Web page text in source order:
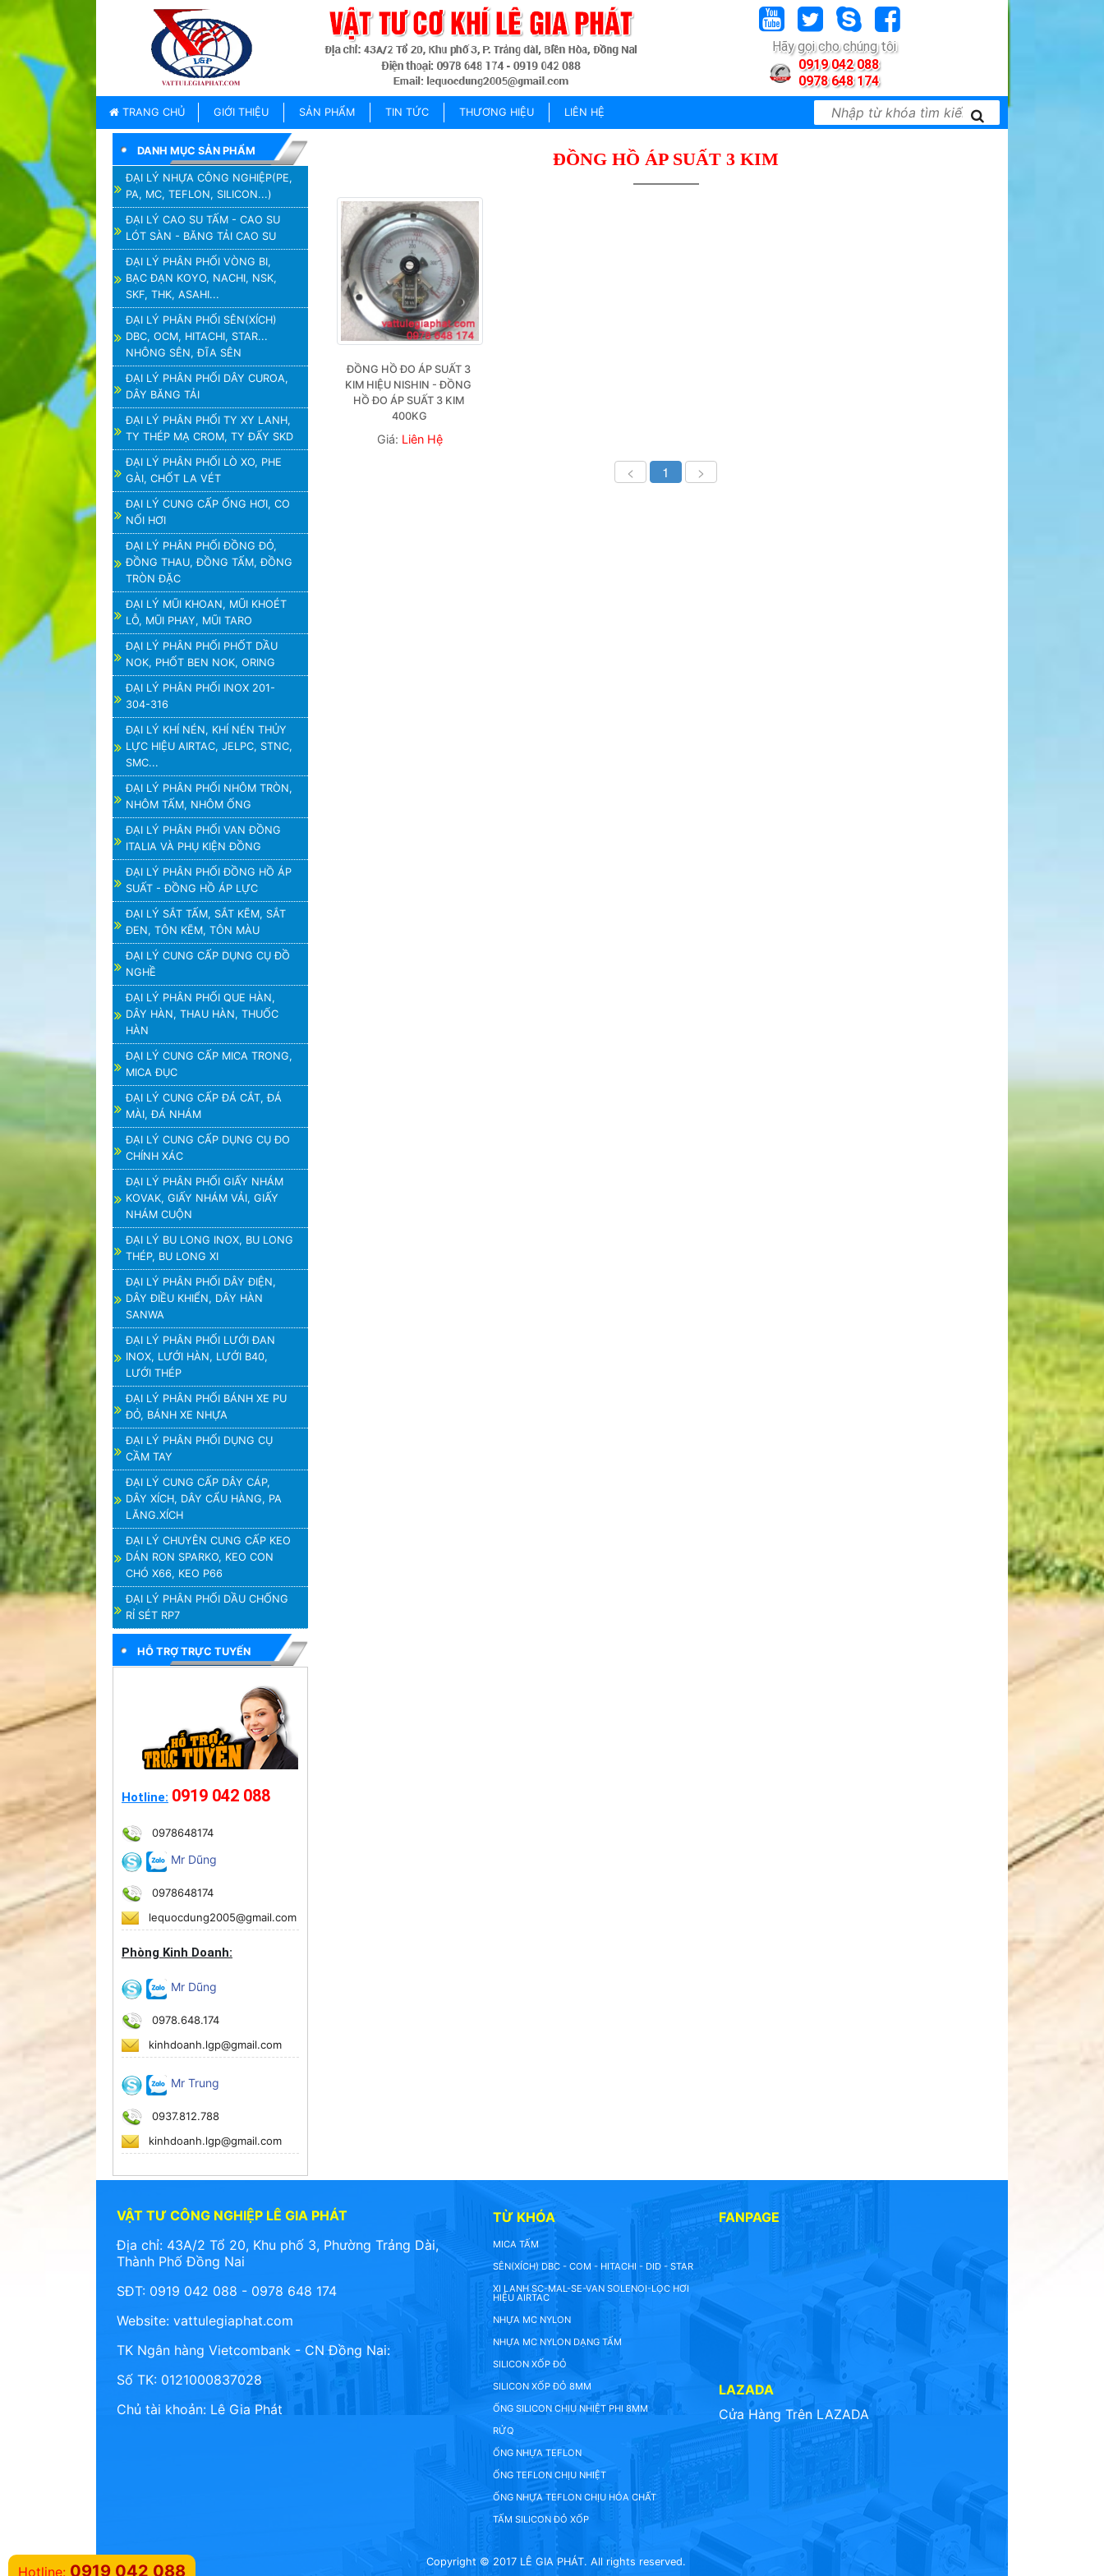
Hãy gọi cho chúng tôi
0919 042 088
0978 648 174
TRANG CHỦ GIỚI THIỆU SẢN PHẨM TIN TỨC THƯƠNG HIỆU LIÊN HỆ
TRANG
CHỦ
SẢN
PHẨM
THƯƠNG
TIN
TỨC
DANH MỤC SẢN PHẨM
ĐẠI LÝ NHỰA CÔNG NGHIỆP(PE,
PA, MC, TEFLON, SILICON...)
ĐẠI LÝ CAO SU TẤM - CAO SU
LÓT SÀN - BĂNG TẢI CAO SU
ĐẠI LÝ PHÂN PHỐI VÒNG BI,
BẠC ĐẠN KOYO, NACHI, NSK,
SKF, THK, ASAHI...
ĐẠI LÝ PHÂN PHỐI SÊN(XÍCH)
DBC, OCM, HITACHI, STAR...
NHÔNG SÊN, ĐĨA SÊN
ĐẠI LÝ PHÂN PHỐI DÂY CUROA,
DÂY BĂNG TẢI
ĐẠI LÝ PHÂN PHỐI TY XY LANH,
TY THÉP MẠ CROM, TY ĐẨY SKD
ĐẠI LÝ PHÂN PHỐI LÒ XO, PHE
GÀI, CHỐT LA VÉT
ĐẠI LÝ CUNG CẤP ỐNG HƠI, CO
NỐI HƠI
ĐẠI LÝ PHÂN PHỐI ĐỒNG ĐỎ,
ĐỒNG THAU, ĐỒNG TẤM, ĐỒNG
TRÒN ĐẶC
ĐẠI LÝ MŨI KHOAN, MŨI KHOÉT
LỖ, MŨI PHAY, MŨI TARO
ĐẠI LÝ PHÂN PHỐI PHỐT DẦU
NOK, PHỐT BEN NOK, ORING
ĐẠI LÝ PHÂN PHỐI INOX 201-
304-316
ĐẠI LÝ KHÍ NÉN, KHÍ NÉN THỦY
LỰC HIỆU AIRTAC, JELPC, STNC,
SMC...
ĐẠI LÝ PHÂN PHỐI NHÔM TRÒN,
NHÔM TẤM, NHÔM ỐNG
ĐẠI LÝ PHÂN PHỐI VAN ĐỒNG
ITALIA VÀ PHỤ KIỆN ĐỒNG
ĐẠI LÝ PHÂN PHỐI ĐỒNG HỒ ÁP
SUẤT - ĐỒNG HỒ ÁP LỰC
ĐẠI LÝ SẮT TẤM, SẮT KẼM, SẮT
ĐEN, TÔN KẼM, TÔN MÀU
ĐẠI LÝ CUNG CẤP DỤNG CỤ ĐỒ
NGHỀ
ĐẠI LÝ PHÂN PHỐI QUE HÀN,
DÂY HÀN, THAU HÀN, THUỐC
HÀN
ĐẠI LÝ CUNG CẤP MICA TRONG,
MICA ĐỤC
ĐẠI LÝ CUNG CẤP ĐÁ CẮT, ĐÁ
MÀI, ĐÁ NHÁM
ĐẠI LÝ CUNG CẤP DỤNG CỤ ĐO
CHÍNH XÁC
ĐẠI LÝ PHÂN PHỐI GIẤY NHÁM
KOVAK, GIẤY NHÁM VẢI, GIẤY
NHÁM CUỘN
ĐẠI LÝ BU LONG INOX, BU LONG
THÉP, BU LONG XI
ĐẠI LÝ PHÂN PHỐI DÂY ĐIỆN,
DÂY ĐIỀU KHIỂN, DÂY HÀN
SANWA
ĐẠI LÝ PHÂN PHỐI LƯỚI ĐAN
INOX, LƯỚI HÀN, LƯỚI B40,
LƯỚI THÉP
ĐẠI LÝ PHÂN PHỐI BÁNH XE PU
ĐỎ, BÁNH XE NHỰA
ĐẠI LÝ PHÂN PHỐI DỤNG CỤ
CẦM TAY
ĐẠI LÝ CUNG CẤP DÂY CÁP,
DÂY XÍCH, DÂY CẨU HÀNG, PA
LĂNG.XÍCH
ĐẠI LÝ CHUYÊN CUNG CẤP KEO
DÁN RON SPARKO, KEO CON
CHÓ X66, KEO P66
ĐẠI LÝ PHÂN PHỐI DẦU CHỐNG
RỈ SÉT RP7
HỖ TRỢ TRỰC TUYẾN
Hotline: 0919 042 088
0978648174
Mr Dũng
0978648174
lequocdung2005@gmail.com
Phòng Kinh Doanh:
Mr Dũng
0978.648.174
kinhdoanh.lgp@gmail.com
Mr Trung
0937.812.788
kinhdoanh.lgp@gmail.com
ĐỒNG HỒ ÁP SUẤT 3 KIM
ĐỒNG HỒ ĐO ÁP SUẤT 3
KIM HIỆU NISHIN - ĐỒNG
HỒ ĐO ÁP SUẤT 3 KIM
400KG
Giá: Liên Hệ
< 1 >
VẬT TƯ CÔNG NGHIỆP LÊ GIA PHÁT
Địa chỉ: 43A/2 Tổ 20, Khu phố 3, Phường Trảng Dài,
Thành Phố Đồng Nai
SĐT: 0919 042 088 - 0978 648 174
Website: vattulegiaphat.com
TK Ngân hàng Vietcombank - CN Đồng Nai:
Số TK: 0121000837028
Chủ tài khoản: Lê Gia Phát
TỪ KHÓA
MICA TẤM
SÊN(XÍCH) DBC - COM - HITACHI - DID - STAR
XI LANH SC-MAL-SE-VAN SOLENOI-LỌC HƠI
HIỆU AIRTAC
NHỰA MC NYLON
NHỰA MC NYLON DẠNG TẤM
SILICON XỐP ĐỎ
SILICON XỐP ĐỎ 8MM
ỐNG SILICON CHỊU NHIỆT PHI 8MM
RỬQ
ỐNG NHỰA TEFLON
ỐNG TEFLON CHỊU NHIỆT
ỐNG NHỰA TEFLON CHỊU HÓA CHẤT
TẤM SILICON ĐỎ XỐP
FANPAGE
LAZADA
Cửa Hàng Trên LAZADA
Copyright © 2017 LÊ GIA PHÁT. All rights reserved.
Hotline: 0919 042 088